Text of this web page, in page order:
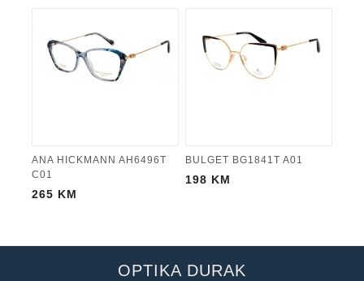
ANA HICKMANN AH6496T
C01
265 KM
BULGET BG1841T A01
198 KM
OPTIKA DURAK